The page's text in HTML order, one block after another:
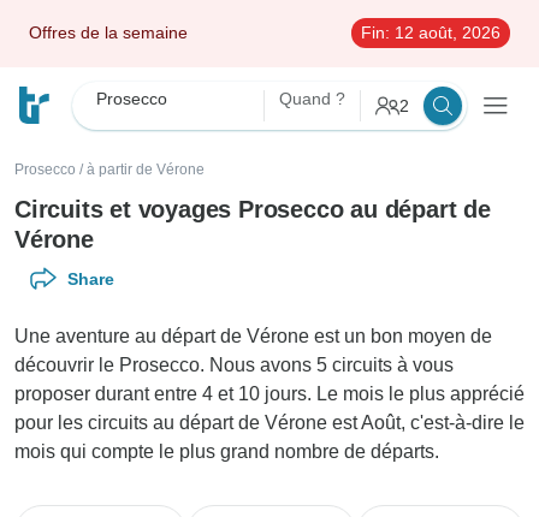
Offres de la semaine Fin: 12 août, 2026
Prosecco Quand ? 2
Prosecco / à partir de Vérone
Circuits et voyages Prosecco au départ de
Vérone
Share
Une aventure au départ de Vérone est un bon moyen de
découvrir le Prosecco. Nous avons 5 circuits à vous
proposer durant entre 4 et 10 jours. Le mois le plus apprécié
pour les circuits au départ de Vérone est Août, c'est-à-dire le
mois qui compte le plus grand nombre de départs.